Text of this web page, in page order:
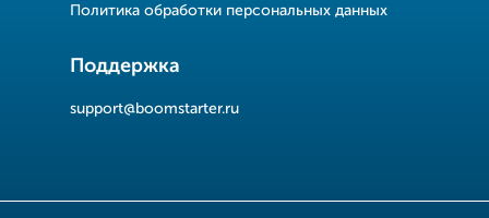
Политика обработки персональных данных
Поддержка
support@boomstarter.ru